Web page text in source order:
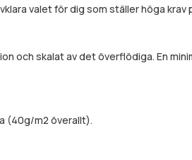
valet för dig som ställer höga
och skalat av det överflödiga. En
(40g/m2 överallt).